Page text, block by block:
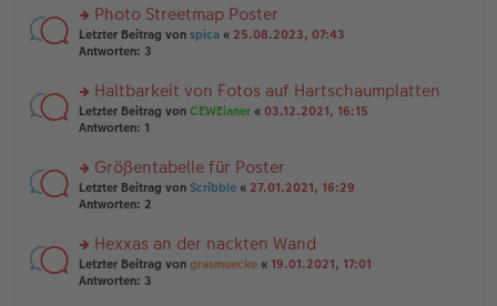
gB
ei
tr
g
n
g
el
e
n
er
tr
a
g
rs
te
n
g
el
e
n
er
tr
a
g
Photo Streetmap Poster
Letzter Beitrag von spica « 25.08.2023, 07:43
Antworten: 3
rs
te
n
g
el
e
n
er
Haltbarkeit von Fotos auf Hartschaumplatten
Letzter Beitrag von CEWEianer « 03.12.2021, 16:15
Antworten: 1
rs
te
n
g
el
Größentabelle für Poster
Letzter Beitrag von Scribble « 27.01.2021, 16:29
Antworten: 2
rs
te
Hexxas an der nackten Wand
Letzter Beitrag von grasmuecke « 19.01.2021, 17:01
Antworten: 3